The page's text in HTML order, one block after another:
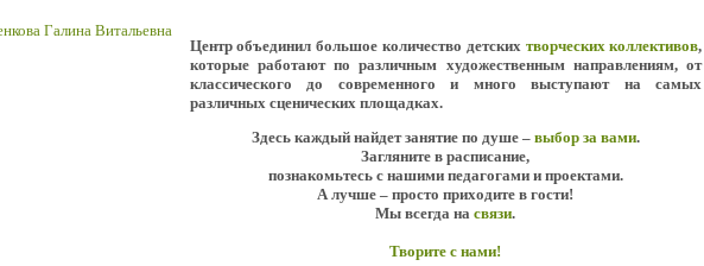
Центр объединил большое количество детских творческих коллективов,
которые работают по различным художественным направлениям, от
классического до современного и много выступают на самых
различных сценических площадках.
Здесь каждый найдет занятие по душе – выбор за вами.
Загляните в расписание,
познакомьтесь с нашими педагогами и проектами.
А лучше – просто приходите в гости!
Мы всегда насвязи.
Творите с нами!